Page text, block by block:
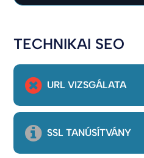
TECHNIKAI SEO
URL VIZSGÁLATA
SSL TANÚSÍTVÁNY